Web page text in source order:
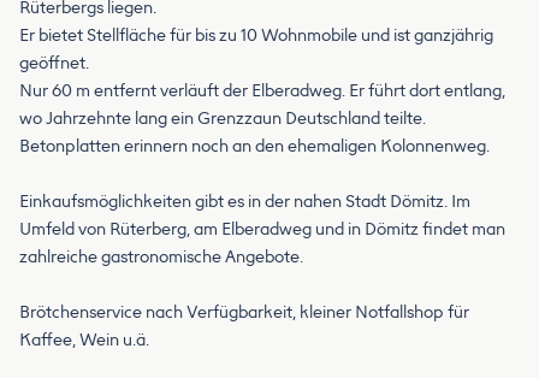
Rüterbergs liegen.
Er bietet Stellfläche für bis zu 10 Wohnmobile und ist ganzjährig
geöffnet.
Nur 60 m entfernt verläuft der Elberadweg. Er führt dort entlang,
wo Jahrzehnte lang ein Grenzzaun Deutschland teilte.
Betonplatten erinnern noch an den ehemaligen Kolonnenweg.
Einkaufsmöglichkeiten gibt es in der nahen Stadt Dömitz. Im
Umfeld von Rüterberg, am Elberadweg und in Dömitz findet man
zahlreiche gastronomische Angebote.
Brötchenservice nach Verfügbarkeit, kleiner Notfallshop für
Kaffee, Wein u.ä.